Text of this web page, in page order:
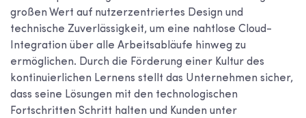
großen Wert auf nutzerzentriertes Design und
technische Zuverlässigkeit, um eine nahtlose Cloud-
Integration über alle Arbeitsabläufe hinweg zu
ermöglichen. Durch die Förderung einer Kultur des
kontinuierlichen Lernens stellt das Unternehmen sicher,
dass seine Lösungen mit den technologischen
Fortschritten Schritt halten und Kunden unter